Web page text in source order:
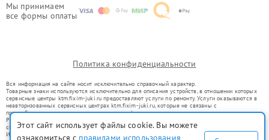
Мы принимаем
все формы оплаты
Политика конфиденциальности
Вся информация на сайте носит исключительно справочный характер.
Товарные знаки используются исключительно для описания устройств, в отношении которых
сервисные центры ktm.fixim-juki.ru предоставляют услуги по ремонту. Услуги оказываются в
неавторизованных сервисных центрах ktm.fixim-juki.ru, которые не связаны с
правообладателями товарных знаков или их официальными представителями.
Ремонт осуществляется для устройств, уже введенных в гражданский оборот в соответствии
со статьей 1487 ГК РФ.
Использование товарных знаков не преследует цели индивидуализации услуг или введения
Этот сайт использует файлы cookie. Вы можете
ознакомиться с правилами использования